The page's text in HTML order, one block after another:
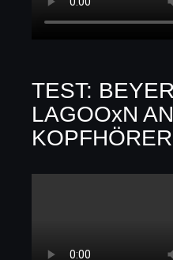
TEST:
LAGOOxN
KOPFHÖRER